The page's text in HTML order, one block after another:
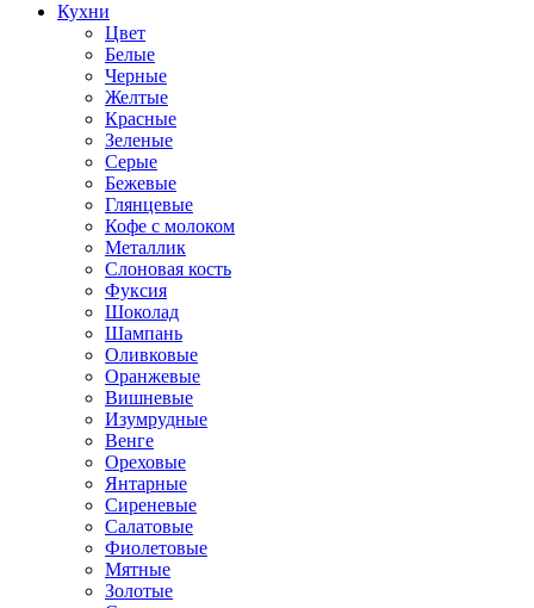
Кухни
Цвет
Белые
Черные
Желтые
Красные
Зеленые
Серые
Бежевые
Глянцевые
Кофе с молоком
Металлик
Слоновая кость
Фуксия
Шоколад
Шампань
Оливковые
Оранжевые
Вишневые
Изумрудные
Венге
Ореховые
Янтарные
Сиреневые
Салатовые
Фиолетовые
Мятные
Золотые